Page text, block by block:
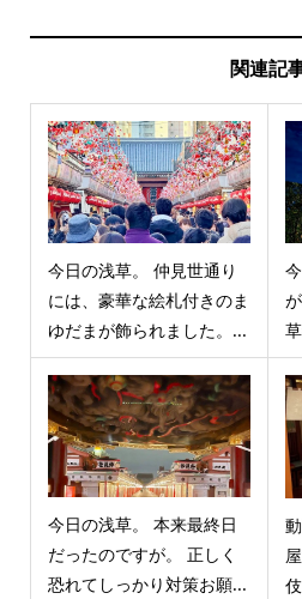
関連記
今日の浅草。 仲見世通り
には、豪華な絵札付きのま
ゆだまが飾られました。...
今日の浅草。 本来最終日
だったのですが。 正しく
恐れてしっかり対策お願...